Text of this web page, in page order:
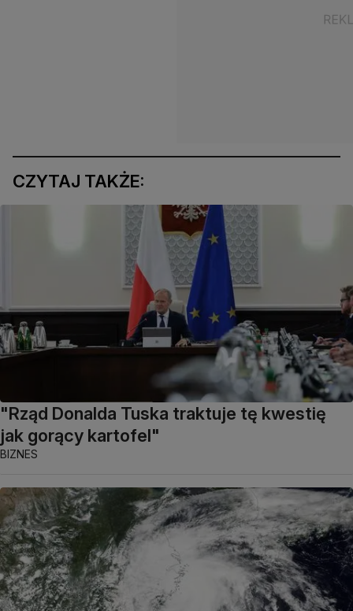
CZYTAJ TAKŻE:
"Rząd Donalda Tuska traktuje tę kwestię
jak gorący kartofel"
BIZNES